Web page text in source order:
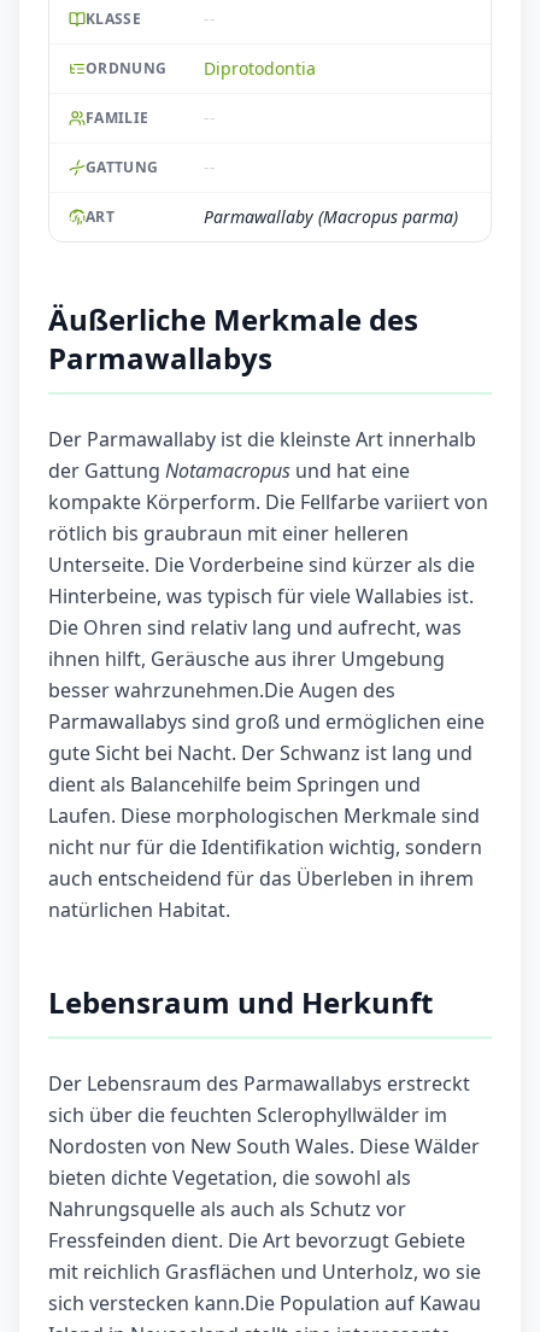
KLASSE --
ORDNUNG Diprotodontia
FAMILIE --
GATTUNG --
ART Parmawallaby (Macropus parma)
Äußerliche Merkmale des
Parmawallabys
Der Parmawallaby ist die kleinste Art innerhalb
der Gattung Notamacropus und hat eine
kompakte Körperform. Die Fellfarbe variiert von
rötlich bis graubraun mit einer helleren
Unterseite. Die Vorderbeine sind kürzer als die
Hinterbeine, was typisch für viele Wallabies ist.
Die Ohren sind relativ lang und aufrecht, was
ihnen hilft, Geräusche aus ihrer Umgebung
besser wahrzunehmen.Die Augen des
Parmawallabys sind groß und ermöglichen eine
gute Sicht bei Nacht. Der Schwanz ist lang und
dient als Balancehilfe beim Springen und
Laufen. Diese morphologischen Merkmale sind
nicht nur für die Identifikation wichtig, sondern
auch entscheidend für das Überleben in ihrem
natürlichen Habitat.
Lebensraum und Herkunft
Der Lebensraum des Parmawallabys erstreckt
sich über die feuchten Sclerophyllwälder im
Nordosten von New South Wales. Diese Wälder
bieten dichte Vegetation, die sowohl als
Nahrungsquelle als auch als Schutz vor
Fressfeinden dient. Die Art bevorzugt Gebiete
mit reichlich Grasflächen und Unterholz, wo sie
sich verstecken kann.Die Population auf Kawau